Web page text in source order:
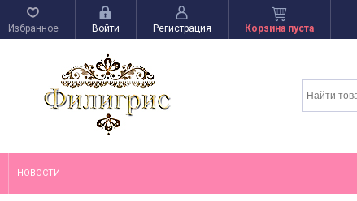
Избранное Войти Регистрация Корзина пуста
НОВОСТИ